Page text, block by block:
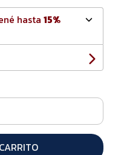
hasta 15%